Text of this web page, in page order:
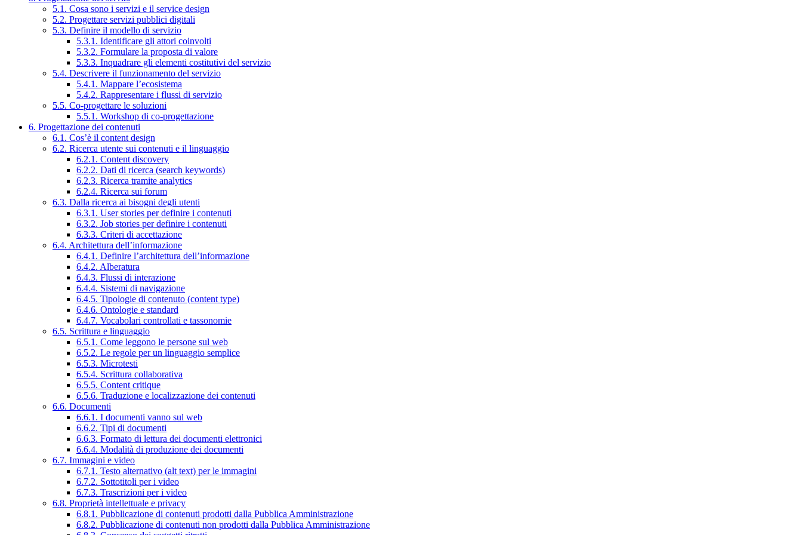
5.1. Cosa sono i servizi e il service design
5.2. Progettare servizi pubblici digitali
5.3. Definire il modello di servizio
5.3.1. Identificare gli attori coinvolti
5.3.2. Formulare la proposta di valore
5.3.3. Inquadrare gli elementi costitutivi del servizio
5.4. Descrivere il funzionamento del servizio
5.4.1. Mappare l’ecosistema
5.4.2. Rappresentare i flussi di servizio
5.5. Co-progettare le soluzioni
5.5.1. Workshop di co-progettazione
6. Progettazione dei contenuti
6.1. Cos’è il content design
6.2. Ricerca utente sui contenuti e il linguaggio
6.2.1. Content discovery
6.2.2. Dati di ricerca (search keywords)
6.2.3. Ricerca tramite analytics
6.2.4. Ricerca sui forum
6.3. Dalla ricerca ai bisogni degli utenti
6.3.1. User stories per definire i contenuti
6.3.2. Job stories per definire i contenuti
6.3.3. Criteri di accettazione
6.4. Architettura dell’informazione
6.4.1. Definire l’architettura dell’informazione
6.4.2. Alberatura
6.4.3. Flussi di interazione
6.4.4. Sistemi di navigazione
6.4.5. Tipologie di contenuto (content type)
6.4.6. Ontologie e standard
6.4.7. Vocabolari controllati e tassonomie
6.5. Scrittura e linguaggio
6.5.1. Come leggono le persone sul web
6.5.2. Le regole per un linguaggio semplice
6.5.3. Microtesti
6.5.4. Scrittura collaborativa
6.5.5. Content critique
6.5.6. Traduzione e localizzazione dei contenuti
6.6. Documenti
6.6.1. I documenti vanno sul web
6.6.2. Tipi di documenti
6.6.3. Formato di lettura dei documenti elettronici
6.6.4. Modalità di produzione dei documenti
6.7. Immagini e video
6.7.1. Testo alternativo (alt text) per le immagini
6.7.2. Sottotitoli per i video
6.7.3. Trascrizioni per i video
6.8. Proprietà intellettuale e privacy
6.8.1. Pubblicazione di contenuti prodotti dalla Pubblica Amministrazione
6.8.2. Pubblicazione di contenuti non prodotti dalla Pubblica Amministrazione